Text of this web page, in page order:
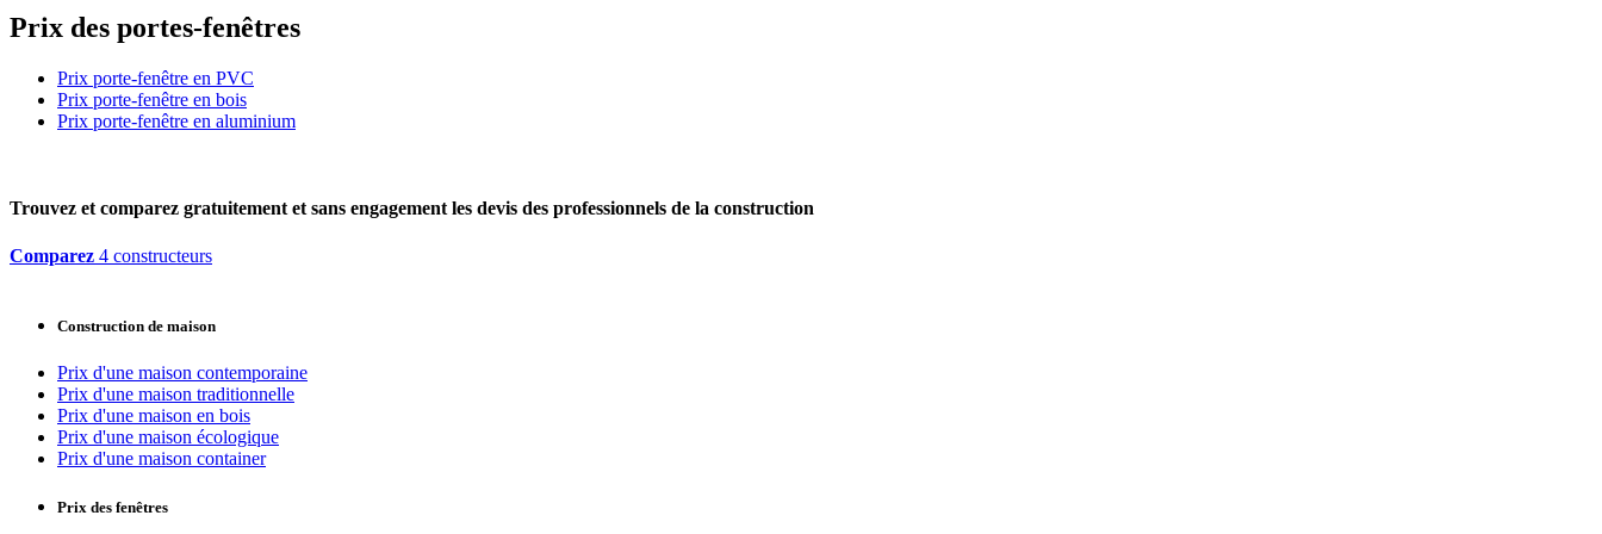
Prix des portes-fenêtres
Prix porte-fenêtre en PVC
Prix porte-fenêtre en bois
Prix porte-fenêtre en aluminium
Trouvez et comparez gratuitement et sans engagement les devis des professionnels de la construction
Comparez 4 constructeurs
Construction de maison
Prix d'une maison contemporaine
Prix d'une maison traditionnelle
Prix d'une maison en bois
Prix d'une maison écologique
Prix d'une maison container
Prix des fenêtres